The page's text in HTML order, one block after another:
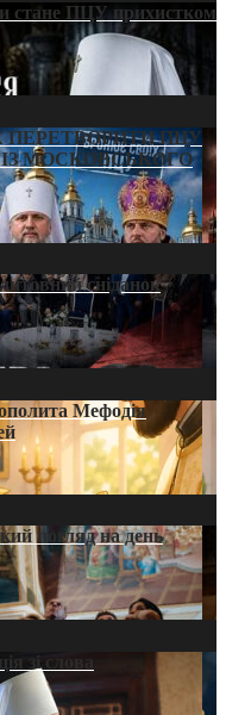
стане ПЦУ прихистком
ПЕРЕТВОРИТИ ПЦУ
МОСКОВСЬКОГО
сніданок
Мефодія
погляд на день
зі слова